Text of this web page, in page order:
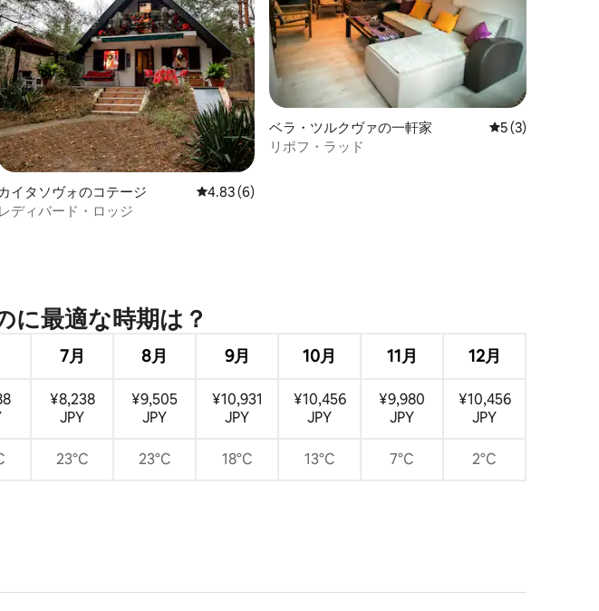
先
カイタソヴォのコテージ レビュー6件、5つ星中4.83つ星の平均評価
4.83 (6)
レディバード・ロッジ
ベラ・ツルクヴァの一軒家 レビュー3件、5
5 (3)
リポフ・ラッド
に最⁠適⁠な時⁠期⁠は⁠？
7月 8月 9月 10月 11月 12月
¥8,238
JPY
¥9,505
JPY
¥10,931
JPY
¥10,456
JPY
¥9,980
JPY
¥10,456
JPY
23°C 23°C 18°C 13°C 7°C 2°C